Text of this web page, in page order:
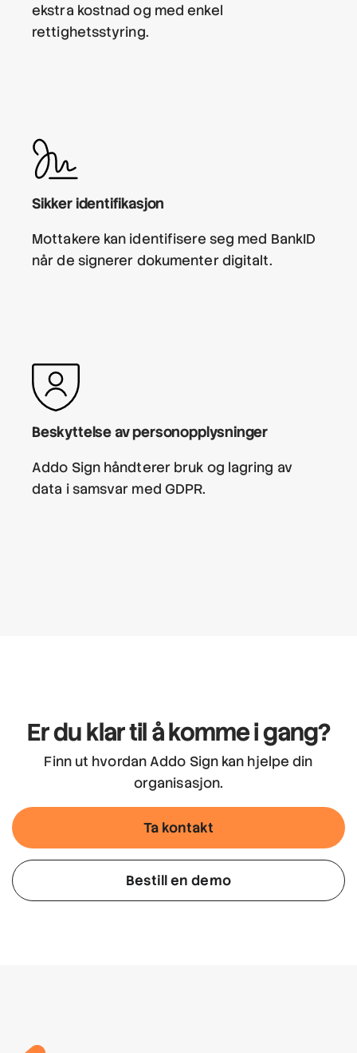
ekstra kostnad og med enkel
rettighetsstyring.
Sikker identifikasjon
Mottakere kan identifisere seg med BankID
når de signerer dokumenter digitalt.
Beskyttelse av personopplysninger
Addo Sign håndterer bruk og lagring av
data i samsvar med GDPR.
Er du klar til å komme i gang?
Finn ut hvordan Addo Sign kan hjelpe din
organisasjon.
Ta kontakt
Bestill en demo